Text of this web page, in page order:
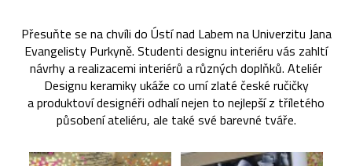
Přesuňte se na chvíli do Ústí nad Labem na Univerzitu Jana
Evangelisty Purkyně. Studenti designu interiéru vás zahltí
návrhy a realizacemi interiérů a různých doplňků. Ateliér
Designu keramiky ukáže co umí zlaté české ručičky
a produktoví designéři odhalí nejen to nejlepší z tříletého
působení ateliéru, ale také své barevné tváře.